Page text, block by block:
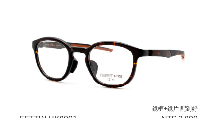
鏡框+鏡片 配到好